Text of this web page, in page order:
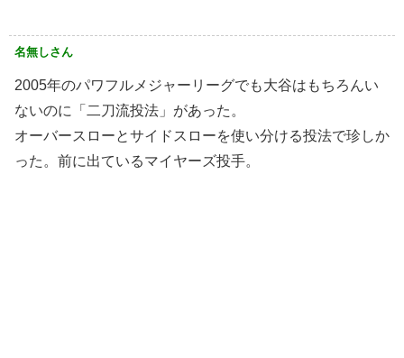
名無しさん
2005年のパワフルメジャーリーグでも大谷はもちろんい
ないのに「二刀流投法」があった。
オーバースローとサイドスローを使い分ける投法で珍しか
った。前に出ているマイヤーズ投手。